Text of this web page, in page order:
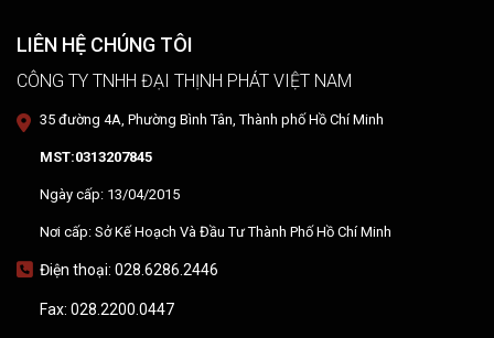
LIÊN HỆ CHÚNG TÔI
CÔNG TY TNHH ĐẠI THỊNH PHÁT VIỆT NAM
35 đường 4A, Phường Bình Tân, Thành phố Hồ Chí Minh
MST:0313207845
Ngày cấp: 13/04/2015
Nơi cấp: Sở Kế Hoạch Và Đầu Tư Thành Phố Hồ Chí Minh
Điện thoại: 028.6286.2446
Fax: 028.2200.0447